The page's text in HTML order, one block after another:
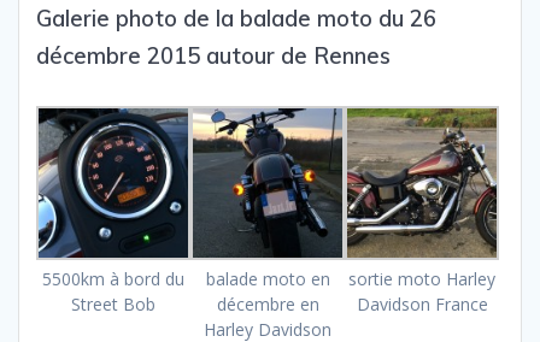
Galerie photo de la balade moto du 26
décembre 2015 autour de Rennes
5500km à bord du
Street Bob
balade moto en
décembre en
Harley Davidson
sortie moto Harley
Davidson France